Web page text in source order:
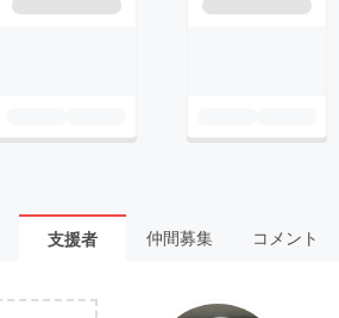
支援者 仲間募集 コメント